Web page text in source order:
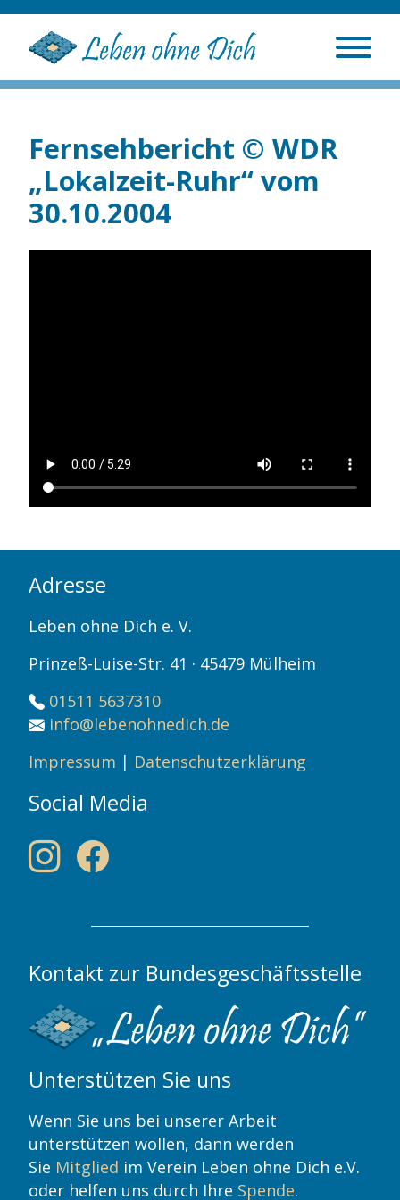
Fernsehbericht © WDR
„Lokalzeit-Ruhr“ vom
30.10.2004
Adresse
Leben ohne Dich e. V.
Prinzeß-Luise-Str. 41 · 45479 Mülheim
01511 5637310
info@lebenohnedich.de
Impressum | Datenschutzerklärung
Social Media
Kontakt zur Bundesgeschäftsstelle
Unterstützen Sie uns
Wenn Sie uns bei unserer Arbeit
unterstützen wollen, dann werden
Sie Mitglied im Verein Leben ohne Dich e.V.
oder helfen uns durch Ihre Spende.